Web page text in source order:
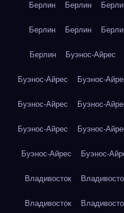
Берлин Берлин
Берлин Берлин
Берлин Буэнос-Айрес
Буэнос-Айрес Буэнос-
Буэнос-Айрес Буэнос-
Буэнос-Айрес Буэнос-
Буэнос-Айрес Буэнос-
Владивосток
Владивосток